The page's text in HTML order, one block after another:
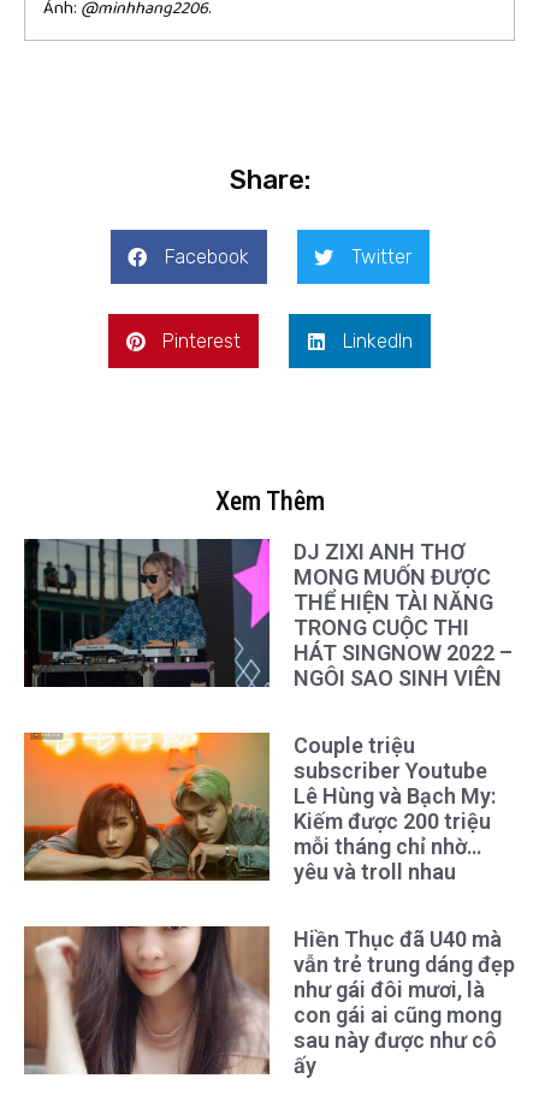
Ảnh: @minhhang2206.
Share:
Facebook Twitter
Pinterest LinkedIn
Xem Thêm
DJ ZIXI ANH THƠ
MONG MUỐN ĐƯỢC
THỂ HIỆN TÀI NĂNG
TRONG CUỘC THI
HÁT SINGNOW 2022 –
NGÔI SAO SINH VIÊN
Couple triệu
subscriber Youtube
Lê Hùng và Bạch My:
Kiếm được 200 triệu
mỗi tháng chỉ nhờ…
yêu và troll nhau
Hiền Thục đã U40 mà
vẫn trẻ trung dáng đẹp
như gái đôi mươi, là
con gái ai cũng mong
sau này được như cô
ấy